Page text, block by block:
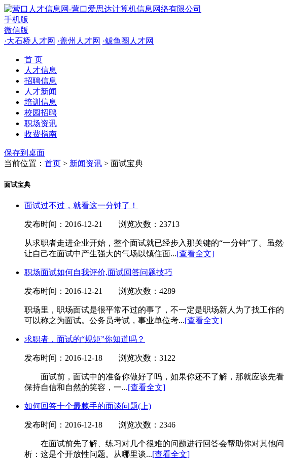
手机版
微信版
·大石桥人才网 ·盖州人才网 ·鲅鱼圈人才网
首 页
人才信息
招聘信息
人才新闻
培训信息
校园招聘
职场资讯
收费指南
保存到桌面
当前位置： 首页 > 新闻资讯 > 面试宝典
面试宝典
面试过不过，就看这一分钟了！
发布时间：2016-12-21 浏览次数：23713
从求职者走进企业开始，整个面试就已经步入那关键的“一分钟”了。
让自己在面试中产生强大的气场以镇住面...[查看全文]
职场面试如何自我评价,面试回答问题技巧
发布时间：2016-12-21 浏览次数：4289
职场里，职场面试是很平常不过的事了，不一定是职场新人为了找工作
可以称之为面试。公务员考试，事业单位考...[查看全文]
求职者，面试的“规矩”你知道吗？
发布时间：2016-12-18 浏览次数：3122
面试前，面试中的准备你做好了吗，如果你还不了解，那就应
保持自信和自然的笑容，一...[查看全文]
如何回答十个最棘手的面谈问题(上)
发布时间：2016-12-18 浏览次数：2346
在面试前先了解、练习对几个很难的问题进行回答会帮助你对其他问
析：这是个开放性问题。从哪里谈...[查看全文]